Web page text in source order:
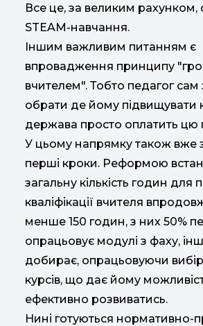
Все це, за великим рахунком,
STEAM-навчання.
Іншим важливим питанням є
впровадження принципу
вчителем". Тобто педагог
обрати де йому підвищувати
держава просто оплатить цю
У цьому напрямку також вже
перші кроки. Реформою
загальну кількість годин для
кваліфікації вчителя
менше 150 годин, з них 50%
опрацьовує модулі з фаху,
добирає, опрацьовуючи
курсів, що дає йому
ефективно розвиватись.
Нині готуються нормативно-